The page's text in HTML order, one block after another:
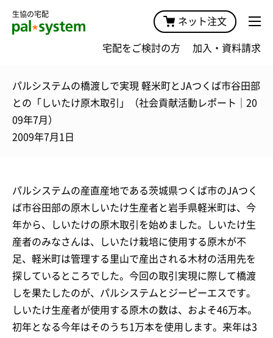
生協の宅配
ネット注文
宅配をご検討の方 加入・資料請求
パルシステムの橋渡しで実現 軽米町とJAつくば市谷田部
との「しいたけ原木取引」（社会貢献活動レポート｜20
09年7月）
2009年7月1日
パルシステムの産直産地である茨城県つくば市のJAつく
ば市谷田部の原木しいたけ生産者と岩手県軽米町は、今
年から、しいたけの原木取引を始めました。しいたけ生
産者のみなさんは、しいたけ栽培に使用する原木が不
足、軽米町は管理する里山で産出される木材の活用先を
探しているところでした。今回の取引実現に際して橋渡
しを果たしたのが、パルシステムとジーピーエスです。
しいたけ生産者が使用する原木の数は、およそ46万本。
初年となる今年はそのうち1万本を使用します。来年は3